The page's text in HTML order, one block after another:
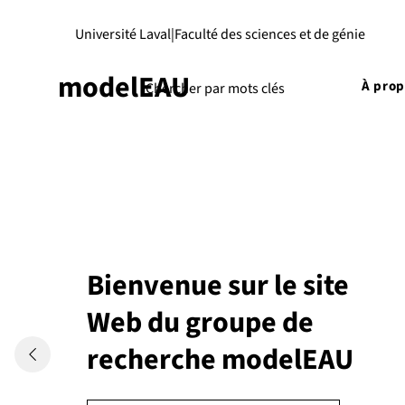
|
Université Laval Faculté des sciences et de génie
modelEAU À
Bienvenue sur le site
Web du groupe de
recherche modelEAU